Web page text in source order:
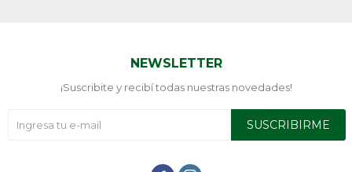
NEWSLETTER
¡Suscribite y recibí todas nuestras novedades!
SUSCRIBIRME